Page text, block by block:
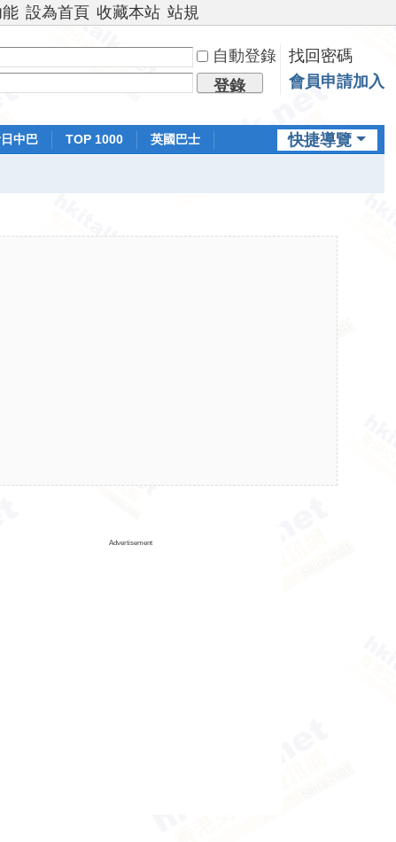
設為首頁 收藏本站 站規
自動登錄
找回密碼
登錄 會員申請加入
快捷導覽
中巴 TOP 1000
英國巴士
Advertisement